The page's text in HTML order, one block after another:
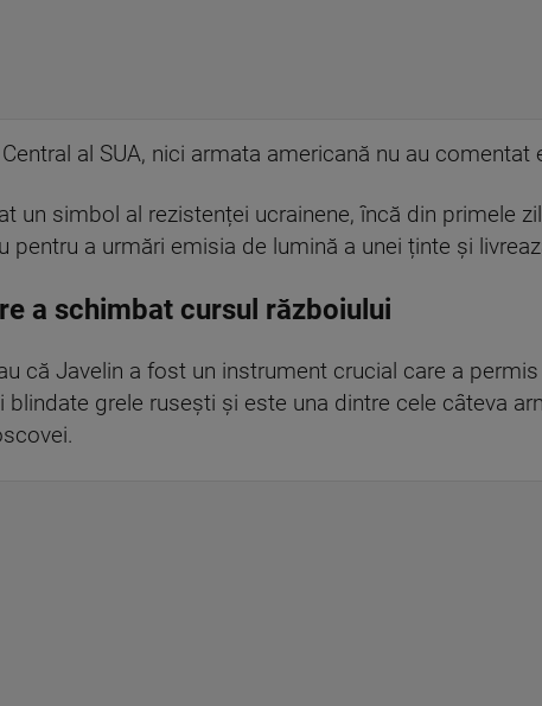
al SUA, nici armata americană nu au comentat
un simbol al rezistenței ucrainene, încă din primele
pentru a urmări emisia de lumină a unei ținte și
a schimbat cursul războiului
că Javelin a fost un instrument crucial care a
blindate grele rusești și este una dintre cele câteva